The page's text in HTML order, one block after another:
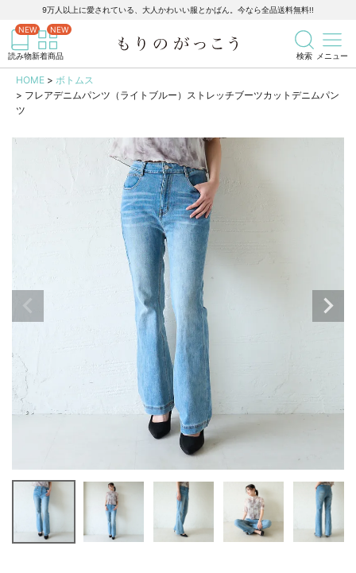
9万人以上に愛されている、大人かわいい服とかばん。今なら全品送料無料!!
読み物新着商品 検索 メニュー
商品を検索 記事を検索
HOME
ボトムス
フレアデニムパンツ（ライトブルー）ストレッチブーツカットデニムパン
ツ